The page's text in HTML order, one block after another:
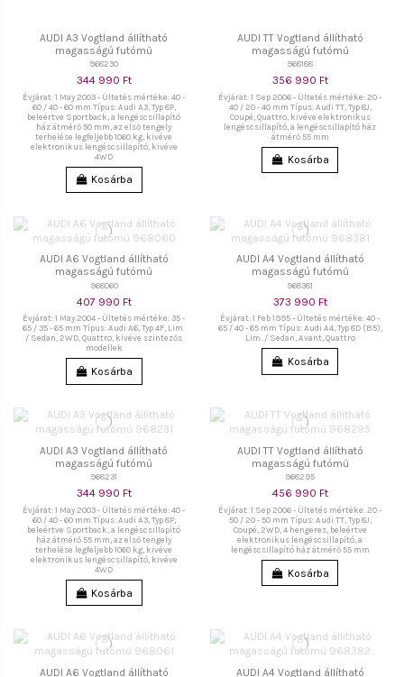
AUDI A3 Vogtland állítható
magasságú futómű
968230
344 990 Ft
Évjárat: 1 May 2003 - Ültetés mértéke: 40 -
60 / 40 - 60 mm Típus: Audi A3, Typ 8P,
beleértve Sportback, a lengéscsillapító
ház átmérő 50 mm, az első tengely
terhelése legfeljebb 1060 kg, kivéve
elektronikus lengéscsillapító, kivéve
4WD
Kosárba
AUDI TT Vogtland állítható
magasságú futómű
968188
356 990 Ft
Évjárat: 1 Sep 2006 - Ültetés mértéke: 20 -
40 / 20 - 40 mm Típus: Audi TT, Typ 8J,
Coupé, Quattro, kivéve elektronikus
lengéscsillapító, a lengéscsillapító ház
átmérő 55 mm
Kosárba
AUDI A6 Vogtland állítható
magasságú futómű
968060
407 990 Ft
Évjárat: 1 May 2004 - Ültetés mértéke: 35 -
65 / 35 - 65 mm Típus: Audi A6, Typ 4F, Lim.
/ Sedan, 2WD, Quattro, kivéve szintezős
modellek
Kosárba
AUDI A4 Vogtland állítható
magasságú futómű
968381
373 990 Ft
Évjárat: 1 Feb 1995 - Ültetés mértéke: 40 -
65 / 40 - 65 mm Típus: Audi A4, Typ 8D (B5),
Lim. / Sedan, Avant, Quattro
Kosárba
AUDI A3 Vogtland állítható
magasságú futómű
968231
344 990 Ft
Évjárat: 1 May 2003 - Ültetés mértéke: 40 -
60 / 40 - 60 mm Típus: Audi A3, Typ 8P,
beleértve Sportback, a lengéscsillapító
ház átmérő 55 mm, az első tengely
terhelése legfeljebb 1060 kg, kivéve
elektronikus lengéscsillapító, kivéve
4WD
Kosárba
AUDI TT Vogtland állítható
magasságú futómű
968295
456 990 Ft
Évjárat: 1 Sep 2006 - Ültetés mértéke: 20 -
50 / 20 - 50 mm Típus: Audi TT, Typ 8J,
Coupé, 2WD, 4 hengeres, beleértve
elektronikus lengéscsillapító, a
lengéscsillapító ház átmérő 55 mm
Kosárba
AUDI A6 Vogtland állítható
AUDI A4 Vogtland állítható